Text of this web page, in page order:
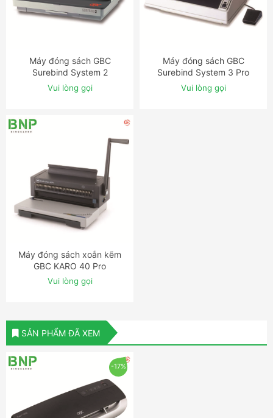
ĐẶT NGAY
Máy đóng sách GBC
Surebind System 2
Vui lòng gọi
ĐẶT NGAY
Máy đóng sách GBC
Surebind System 3 Pro
Vui lòng gọi
ĐẶT NGAY
Máy đóng sách xoắn kẽm
GBC KARO 40 Pro
Vui lòng gọi
SẢN PHẨM ĐÃ XEM
-17%